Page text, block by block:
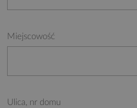
Miejscowość
Ulica, nr domu